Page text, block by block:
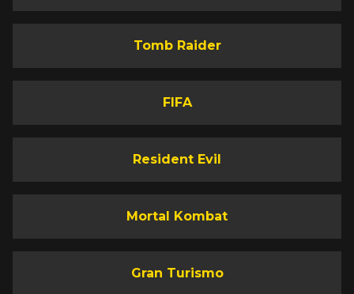
Tomb Raider
FIFA
Resident Evil
Mortal Kombat
Gran Turismo